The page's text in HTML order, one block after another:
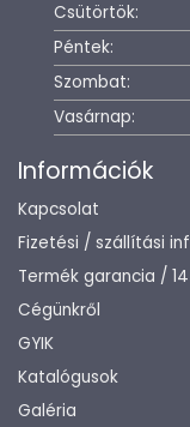
Csütörtök:
Péntek:
Szombat:
Vasárnap:
Információk
Kapcsolat
Fizetési / szállítási
Termék garancia /
Cégünkről
GYIK
Katalógusok
Galéria